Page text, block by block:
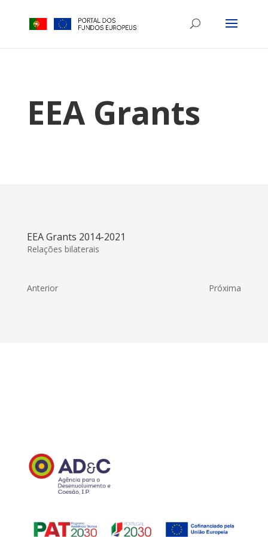
EEA Grants
EEA Grants 2014-2021
Relações bilaterais
Anterior Próxima